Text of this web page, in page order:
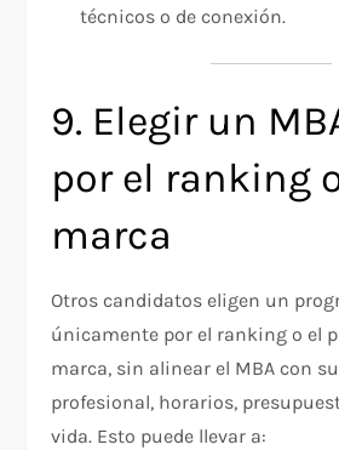
técnicos o de conexión.
9. Elegir un
por el ranking
marca
Otros candidatos eligen un
únicamente por el ranking o el
marca, sin alinear el MBA con
profesional, horarios,
vida. Esto puede llevar a: